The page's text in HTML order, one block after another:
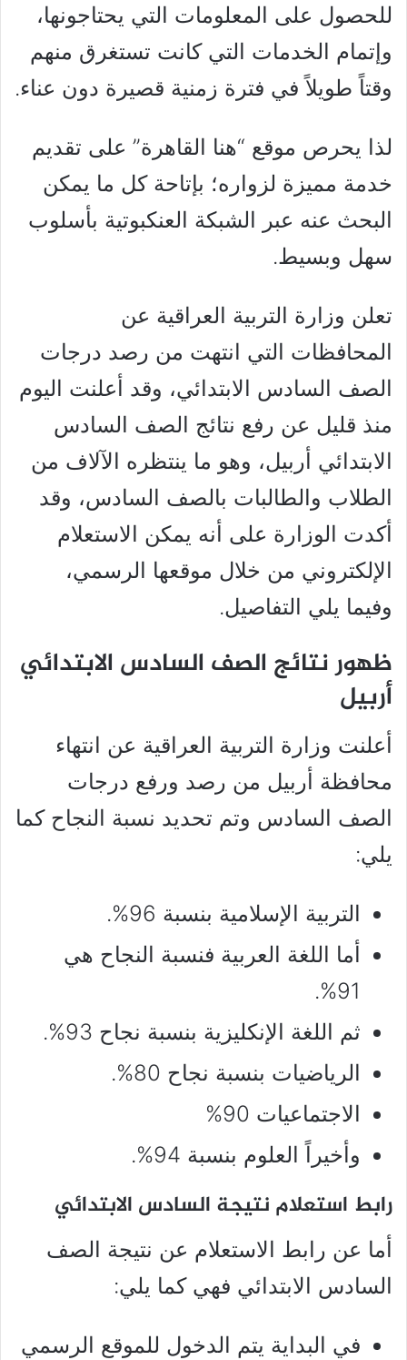
للحصول على المعلومات التي يحتاجونها،
وإتمام الخدمات التي كانت تستغرق منهم
وقتاً طويلاً في فترة زمنية قصيرة دون عناء.
لذا يحرص موقع “هنا القاهرة” على تقديم
خدمة مميزة لزواره؛ بإتاحة كل ما يمكن
البحث عنه عبر الشبكة العنكبوتية بأسلوب
سهل وبسيط.
تعلن وزارة التربية العراقية عن
المحافظات التي انتهت من رصد درجات
الصف السادس الابتدائي، وقد أعلنت اليوم
منذ قليل عن رفع نتائج الصف السادس
الابتدائي أربيل، وهو ما ينتظره الآلاف من
الطلاب والطالبات بالصف السادس، وقد
أكدت الوزارة على أنه يمكن الاستعلام
الإلكتروني من خلال موقعها الرسمي،
وفيما يلي التفاصيل.
ظهور نتائج الصف السادس الابتدائي
أربيل
أعلنت وزارة التربية العراقية عن انتهاء
محافظة أربيل من رصد ورفع درجات
الصف السادس وتم تحديد نسبة النجاح كما
يلي:
التربية الإسلامية بنسبة 96%.
أما اللغة العربية فنسبة النجاح هي
91%.
ثم اللغة الإنكليزية بنسبة نجاح 93%.
الرياضيات بنسبة نجاح 80%.
الاجتماعيات 90%
وأخيراً العلوم بنسبة 94%.
رابط استعلام نتيجة السادس الابتدائي
أما عن رابط الاستعلام عن نتيجة الصف
السادس الابتدائي فهي كما يلي:
في البداية يتم الدخول للموقع الرسمي